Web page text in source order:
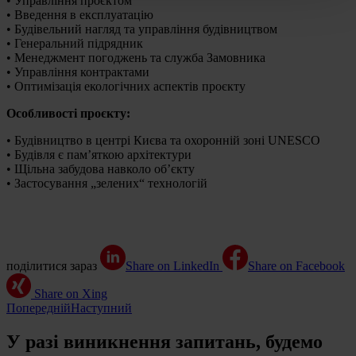
• Введення в експлуатацію
• Будівельний нагляд та управління будівництвом
• Генеральний підрядник
• Менеджмент погоджень та служба Замовника
• Управління контрактами
• Оптимізація екологічних аспектів проєкту
Особливості проєкту:
• Будівництво в центрі Києва та охоронній зоні UNESCO
• Будівля є пам’яткою архітектури
• Щільна забудова навколо об’єкту
• Застосування „зелених“ технологій
поділитися зараз Share on LinkedIn Share on Facebook
Share on Xing
ПопереднійНаступний
У разі виникнення запитань, будемо